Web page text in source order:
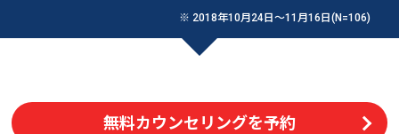
※ 2018年10月24日〜11月16日(N=106)
無料カウンセリングを予約